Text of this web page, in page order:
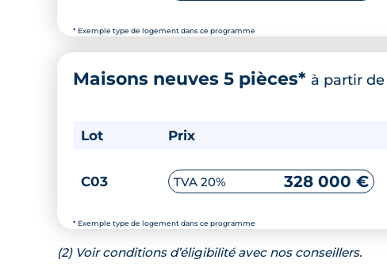
* Exemple type de logement dans ce programme
Maisons neuves 5 pièces* à partir de
* Exemple type de logement dans ce programme
Lot Prix
C03 TVA 20% 328 000 €
(2) Voir conditions d’éligibilité avec nos conseillers.